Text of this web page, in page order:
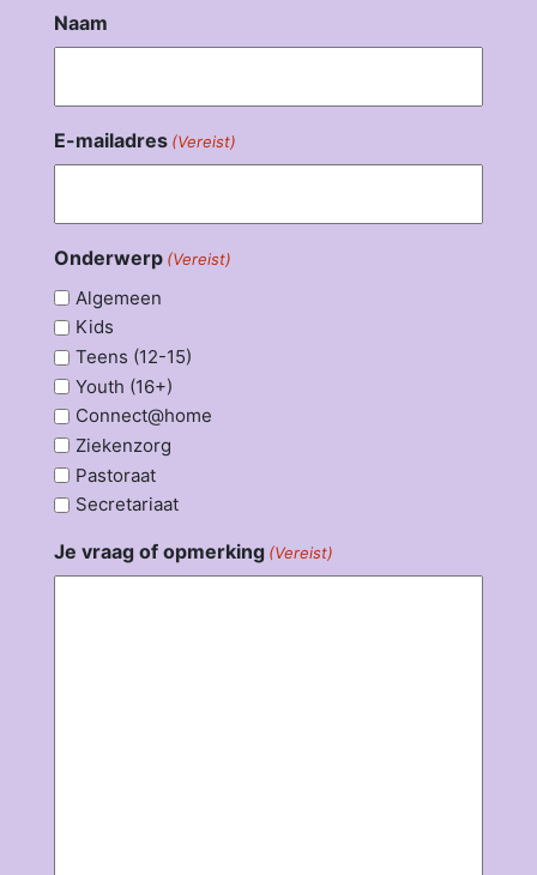
Naam
E-mailadres (Vereist)
Onderwerp (Vereist)
Algemeen
Kids
Teens (12-15)
Youth (16+)
Connect@home
Ziekenzorg
Pastoraat
Secretariaat
Je vraag of opmerking (Vereist)